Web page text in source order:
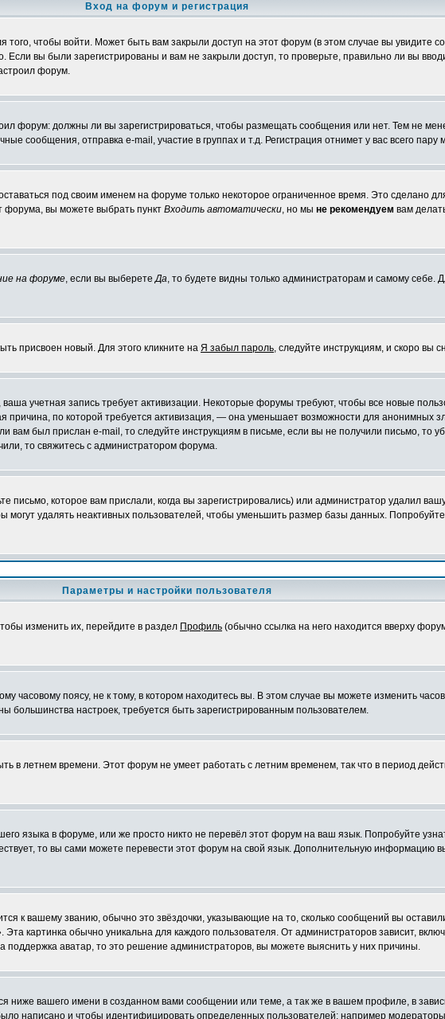
Вход на форум и регистрация
чтобы войти. Может быть вам закрыли доступ на этот форум (в этом случае вы увидите
вы были зарегистрированы и вам не закрыли доступ, то проверьте, правильно ли вы
форум.
форум: должны ли вы зарегистрироваться, чтобы размещать сообщения или нет. Тем не
сообщения, отправка e-mail, участие в группах и т.д. Регистрация отнимет у вас всего
под своим именем на форуме только некоторое ограниченное время. Это сделано
форума, вы можете выбрать пункт Входить автоматически, но мы не рекомендуем вам
на форуме, если вы выберетеДа, то будете видны только администраторам и самому себе.
присвоен новый. Для этого кликните на Я забыл пароль, следуйте инструкциям, и скоро вы
учетная запись требует активизации. Некоторые форумы требуют, чтобы все новые
причина, по которой требуется активизация, — она уменьшает возможности для анонимных
вам был прислан e-mail, то следуйте инструкциям в письме, если вы не получили письмо, то
то свяжитесь с администратором форума.
которое вам прислали, когда вы зарегистрировались) или администратор удалил
удалять неактивных пользователей, чтобы уменьшить размер базы данных. Попробуйте
Параметры и настройки пользователя
изменить их, перейдите в раздел Профиль (обычно ссылка на него находится вверху
часовому поясу, не к тому, в котором находитесь вы. В этом случае вы можете изменить
большинства настроек, требуется быть зарегистрированным пользователем.
в летнем времени. Этот форум не умеет работать с летним временем, так что в период
языка в форуме, или же просто никто не перевёл этот форум на ваш язык. Попробуйте
то вы сами можете перевести этот форум на свой язык. Дополнительную информацию
к вашему званию, обычно это звёздочки, указывающие на то, сколько сообщений вы
картинка обычно уникальна для каждого пользователя. От администраторов зависит,
аватар, то это решение администраторов, вы можете выяснить у них причины.
вашего имени в созданном вами сообщении или теме, а так же в вашем профиле, в
написано и чтобы идентифицировать определенных пользователей: например